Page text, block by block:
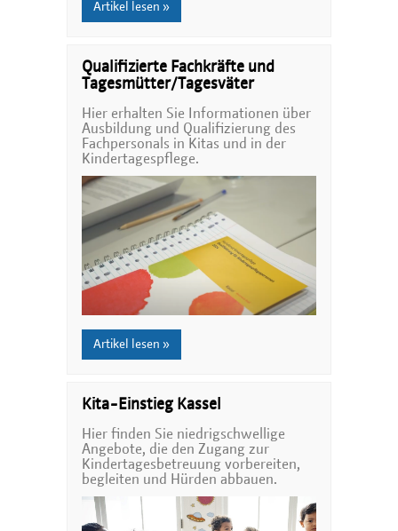
Artikel lesen »
Qualifizierte Fachkräfte und
Tagesmütter/Tagesväter
Hier erhalten Sie Informationen über
Ausbildung und Qualifizierung des
Fachpersonals in Kitas und in der
Kindertagespflege.
Artikel lesen »
Kita-Einstieg Kassel
Hier finden Sie niedrigschwellige
Angebote, die den Zugang zur
Kindertagesbetreuung vorbereiten,
begleiten und Hürden abbauen.